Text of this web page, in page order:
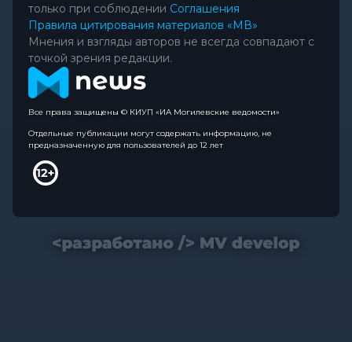
только при соблюдении Соглашения
Правила цитирования материалов «МВ»
Мнения и взгляды авторов не всегда совпадают с
точкой зрения редакции.
Все права защищены © КИУП «ИА Могилевские ведомости»
Отдельные публикации могут содержать информацию, не
предназначенную для пользователей до 12 лет